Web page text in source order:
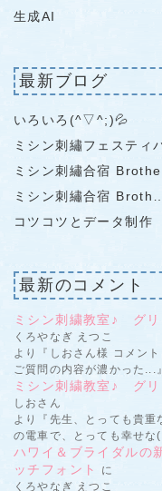
生成AI
最新ブログ
いろいろ(^▽^;)💦
ミシン刺繡フェスティ
ミシン刺繡合宿
ミシン刺繡合宿 Broth…
コツコツとデータ制
最新のコメント
ミシン刺繍教室♪ グ
くろやなぎ えつこ
より『しおさん様 コメン
ご質問の内容が濃かった
ミシン刺繍教室♪ グ
しおさん
より『先生、とっても貴重
の電車で、とっても幸せ
ハワイ＆ブライダル
ッチフォント
に
くろやなぎ えつこ